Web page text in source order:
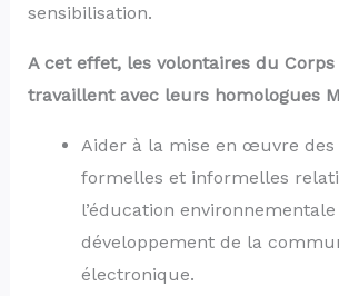
sensibilisation.
A cet effet, les volontaires du Corps
travaillent avec leurs homologues
Aider à la mise en œuvre des
formelles et informelles
l’éducation
développement de la
électronique.